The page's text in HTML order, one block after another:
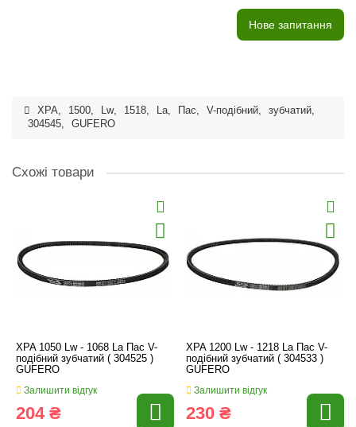
Нове запитання
XPA, 1500, Lw, 1518, La, Пас, V-подібний, зубчатий,
304545, GUFERO
Схожі товари
XPA 1050 Lw - 1068 La Пас V-
подібний зубчатий ( 304525 )
GUFERO
Залишити відгук
204 ₴
XPA 1200 Lw - 1218 La Пас V-
подібний зубчатий ( 304533 )
GUFERO
Залишити відгук
230 ₴